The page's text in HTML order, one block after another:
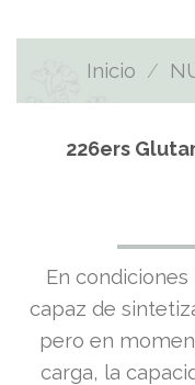
Inicio /
226ers
En
capaz de
pero en
carga, la